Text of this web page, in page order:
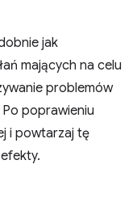
jak
mających na celu
problemów
poprawieniu
i powtarzaj tę